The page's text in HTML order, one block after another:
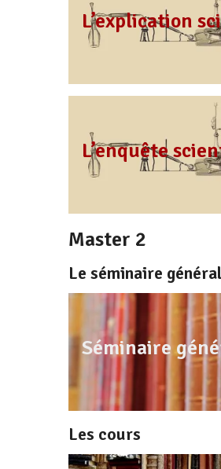
L’explication
L’enquête
Master 2
Le séminaire général
Séminaire
Les cours